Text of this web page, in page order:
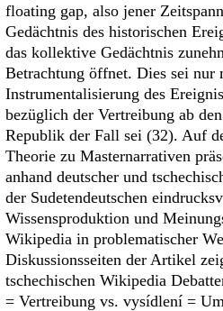
floating gap, also jener
Gedächtnis des historischen
das kollektive Gedächtnis
Betrachtung öffnet. Dies sei
Instrumentalisierung des
bezüglich der Vertreibung ab
Republik der Fall sei (32). Auf
Theorie zu Masternarrativen
anhand deutscher und
der Sudetendeutschen
Wissensproduktion und
Wikipedia in problematischer
Diskussionsseiten der Artikel
tschechischen Wikipedia
= Vertreibung vs. vysídlení =